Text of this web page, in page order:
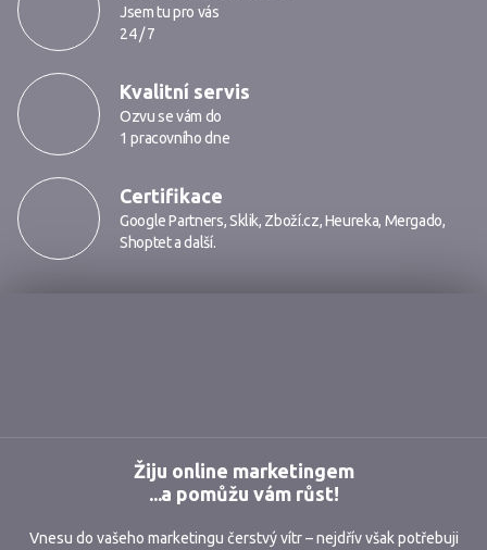
Jsem tu pro vás
24 / 7
Kvalitní servis
Ozvu se vám do
1 pracovního dne
Certifikace
Google Partners,Sklik, Zboží.cz,Heureka, Mergado,
Shopteta další.
Žiju online marketingem
...a pomůžu vám růst!
Vnesu do vašeho marketingu čerstvý vítr – nejdřív však potřebuji